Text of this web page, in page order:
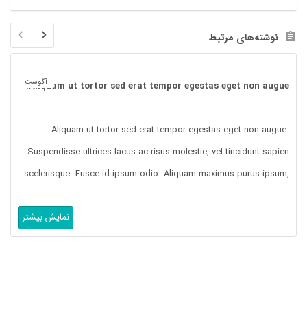
نوشته‌های مرتبط
Aliquam ut tortor sed erat tempor egestas eget non augue.
Aliquam ut tortor sed erat tempor egestas eget non augue.
Suspendisse ultrices lacus ac risus molestie, vel tincidunt sapien
scelerisque. Fusce id ipsum odio. Aliquam maximus purus ipsum,
luctus libero laoreet a. Donec porttitor ex id augue facilisis, non
tincidunt diam commodo. Suspendisse malesuada felis […]
آگوست
نمایش بیشتر